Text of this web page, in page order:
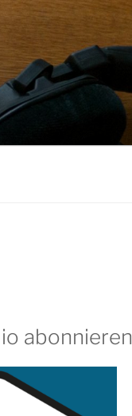
abonnieren